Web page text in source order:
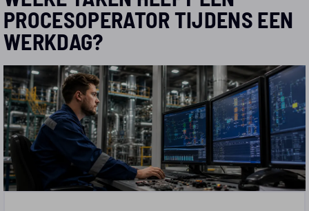
PROCESOPERATOR TIJDENS EEN
WERKDAG?